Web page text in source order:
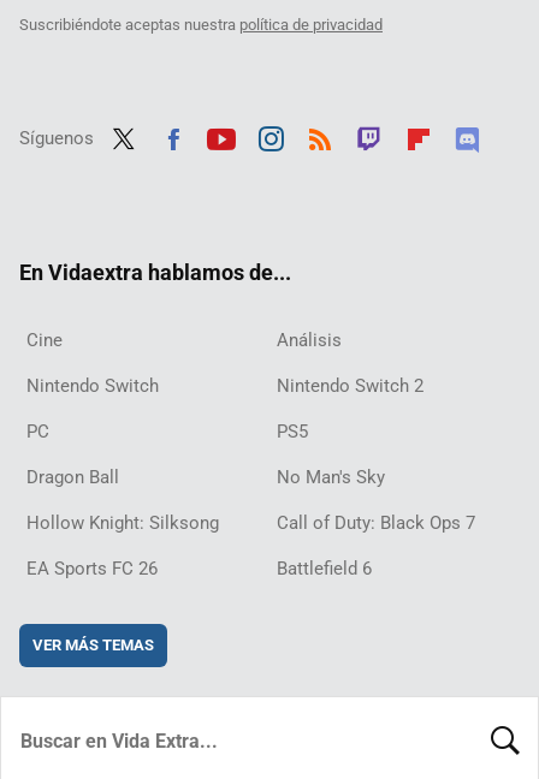
Suscribiéndote aceptas nuestra política de privacidad
Síguenos
En Vidaextra hablamos de...
Cine Análisis
Nintendo Switch Nintendo Switch 2
PC PS5
Dragon Ball No Man's Sky
Hollow Knight: Silksong Call of Duty: Black Ops 7
EA Sports FC 26 Battlefield 6
VER MÁS TEMAS